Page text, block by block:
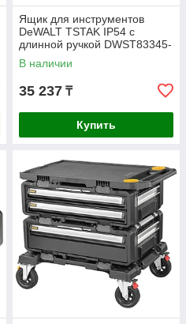
Ящик для инструментов
DeWALT TSTAK IP54 с
длинной ручкой DWST83345-
1
В наличии
35 237 ₸
Купить